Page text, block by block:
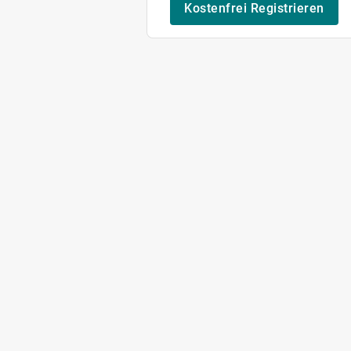
Kostenfrei Registrieren